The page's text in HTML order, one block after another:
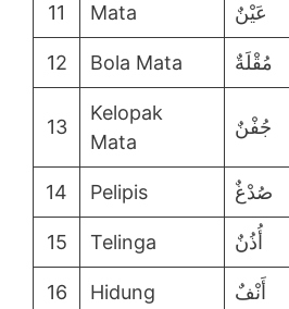
11 Mata عَيْنٌ
12 Bola Mata مُقْلَةٌ
13
Kelopak
Mata
جُفْنٌ
14 Pelipis صُدْغٌ
15 Telinga أُذُنٌ
16 Hidung أَنْفٌ